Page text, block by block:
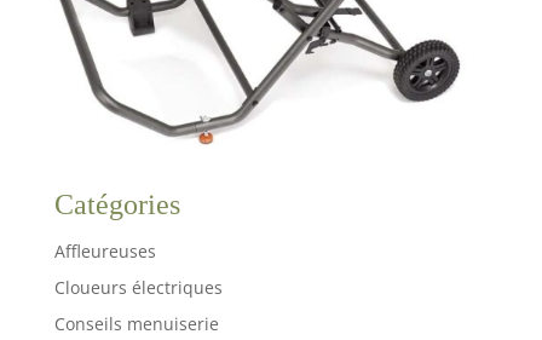
Catégories
Affleureuses
Cloueurs électriques
Conseils menuiserie